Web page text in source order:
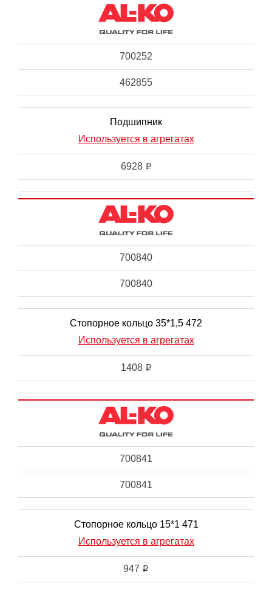
700252
462855
Подшипник
Используется в агрегатах
6928 i
700840
700840
Стопорное кольцо 35*1,5 472
Используется в агрегатах
1408 i
700841
700841
Стопорное кольцо 15*1 471
Используется в агрегатах
947 i